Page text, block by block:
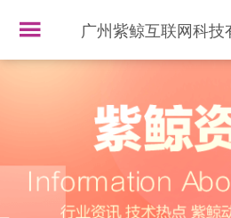
广州紫鲸互联网科技